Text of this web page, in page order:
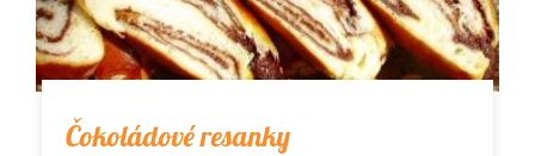
Čokoládové resanky